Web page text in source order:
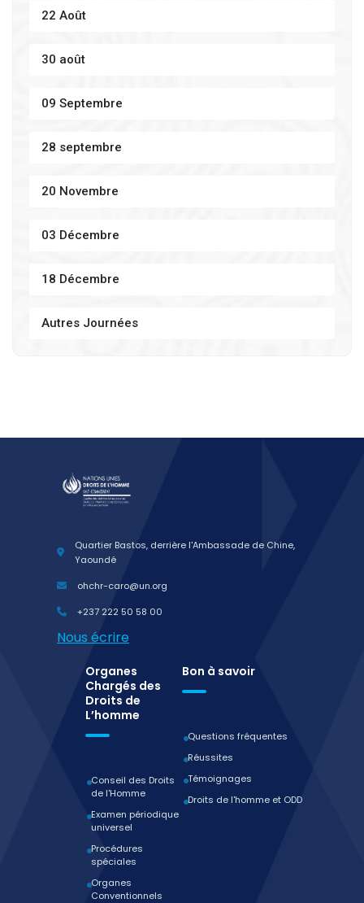
22 Août
30 août
09 Septembre
28 septembre
20 Novembre
03 Décembre
18 Décembre
Autres Journées
Quartier Bastos, derrière l'Ambassade de Chine,
Yaoundé
ohchr-caro@un.org
+237 222 50 58 00
Nous écrire
Organes
Chargés des
Droits de
L’homme
Conseil des Droits
de l'Homme
Examen périodique
universel
Procédures
spéciales
Organes
Conventionnels
Bon à savoir
Questions fréquentes
Réussites
Témoignages
Droits de l'homme et ODD